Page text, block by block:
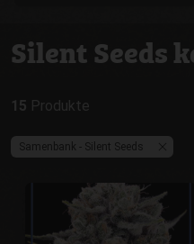
Silent Seeds
15 Produkte
Samenbank - Silent Seeds